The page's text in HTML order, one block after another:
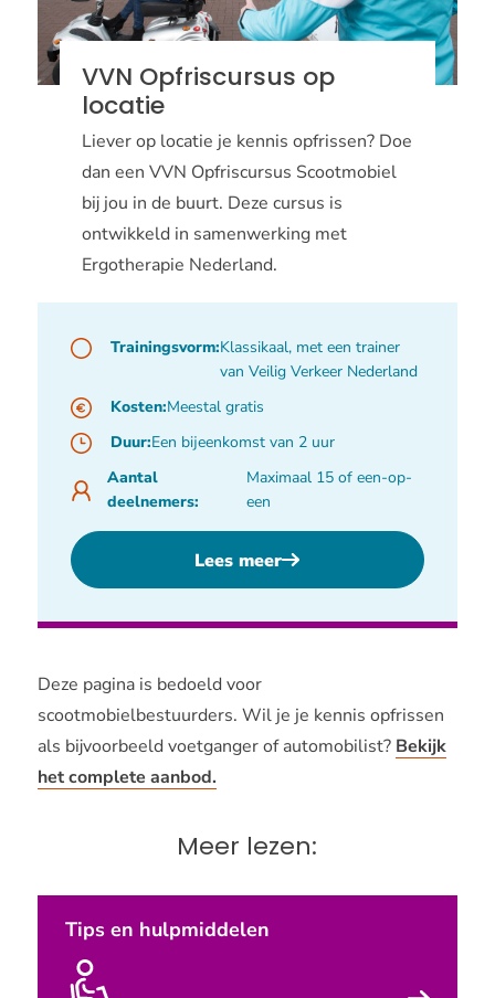
VVN Opfriscursus op
locatie
Liever op locatie je kennis opfrissen? Doe
dan een VVN Opfriscursus Scootmobiel
bij jou in de buurt. Deze cursus is
ontwikkeld in samenwerking met
Ergotherapie Nederland.
Trainingsvorm:Klassikaal, met een trainer
van Veilig Verkeer Nederland
Kosten:Meestal gratis
Duur:Een bijeenkomst van 2 uur
Aantal
deelnemers:
Maximaal 15 of een-op-
een
Lees meer
Deze pagina is bedoeld voor
scootmobielbestuurders. Wil je je kennis opfrissen
als bijvoorbeeld voetganger of automobilist? Bekijk
het complete aanbod.
Meer lezen:
Tips en hulpmiddelen